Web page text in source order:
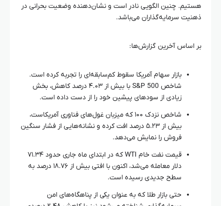
هستیم. چنین الگویی نادر است و نشان‌دهنده وضعیت بحرانی در
ذهنیت سرمایه‌گذاران می‌باشد.
بر اساس آخرین گزارش‌ها:
بازار سهام آمریکا سقوط کم‌سابقه‌ای را تجربه کرده است.
شاخص S&P 500 با بیش از ۴.۰۳ درصد کاهش، بخش
زیادی از سودهای پیشین خود را از دست داده است.
شاخص نزدک ۱۰۰ که میزبان غول‌های فناوری آمریکاست،
بیش از ۵.۲۳ درصد افت کرده و نشانه‌هایی از فشار سنگین
فروش را نمایش می‌دهد.
قیمت نفت خام WTI که در ابتدای ماه جاری حدود ۷۱.۳۴
دلار معامله می‌شد، اکنون با افتی بیش از ۱۸.۷۶ درصد به
سطح جدیدی رسیده است.
حتی بازار طلا که به عنوان یکی از پناهگاه‌های امن